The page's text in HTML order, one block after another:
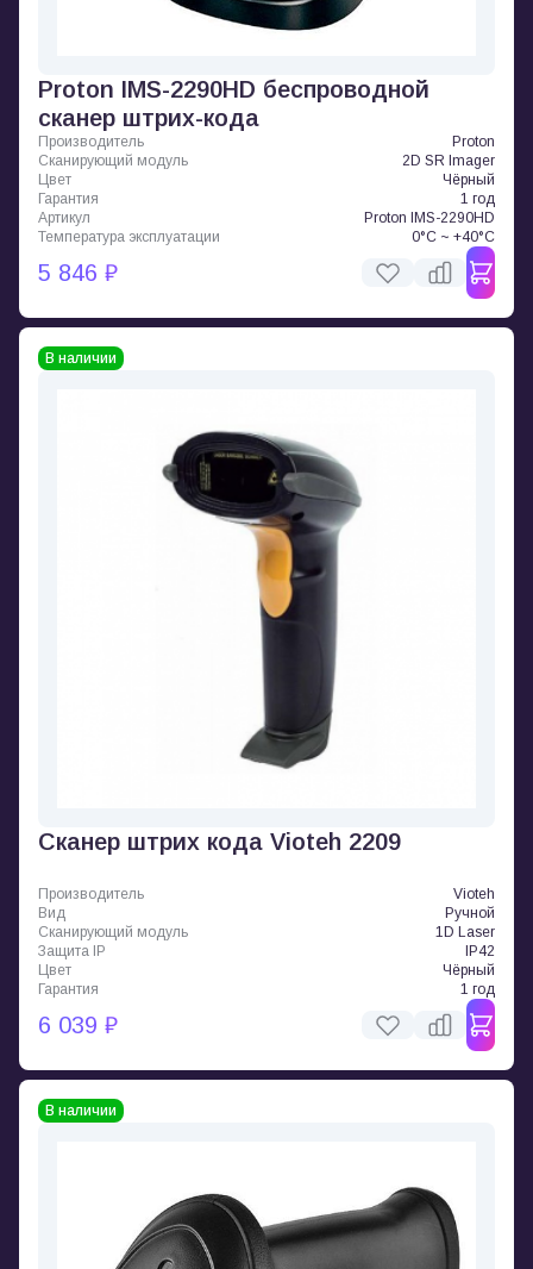
Proton IMS-2290HD беспроводной
сканер штрих-кода
Производитель
Proton
Сканирующий модуль
2D SR Imager
Цвет
Чёрный
Гарантия
1 год
Артикул
Proton IMS-2290HD
Температура эксплуатации
0°C ~ +40°C
5 846 ₽
В наличии
Cканер штрих кода Vioteh 2209
Производитель
Vioteh
Вид
Ручной
Сканирующий модуль
1D Laser
Защита IP
IP42
Цвет
Чёрный
Гарантия
1 год
6 039 ₽
В наличии